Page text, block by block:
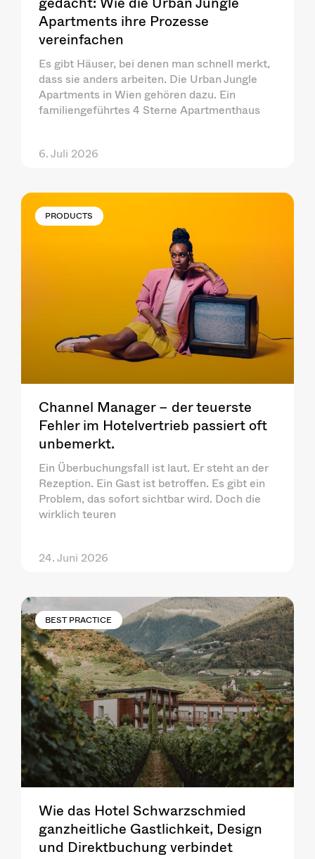
Apartments ihre Prozesse
vereinfachen
Es gibt Häuser, bei denen man schnell merkt,
dass sie anders arbeiten. Die Urban Jungle
Apartments in Wien gehören dazu. Ein
familiengeführtes 4 Sterne Apartmenthaus
6. Juli 2026
PRODUCTS
Channel Manager – der teuerste
Fehler im Hotelvertrieb passiert oft
unbemerkt.
Ein Überbuchungsfall ist laut. Er steht an der
Rezeption. Ein Gast ist betroffen. Es gibt ein
Problem, das sofort sichtbar wird. Doch die
wirklich teuren
24. Juni 2026
BEST PRACTICE
Wie das Hotel Schwarzschmied
ganzheitliche Gastlichkeit, Design
und Direktbuchung verbindet